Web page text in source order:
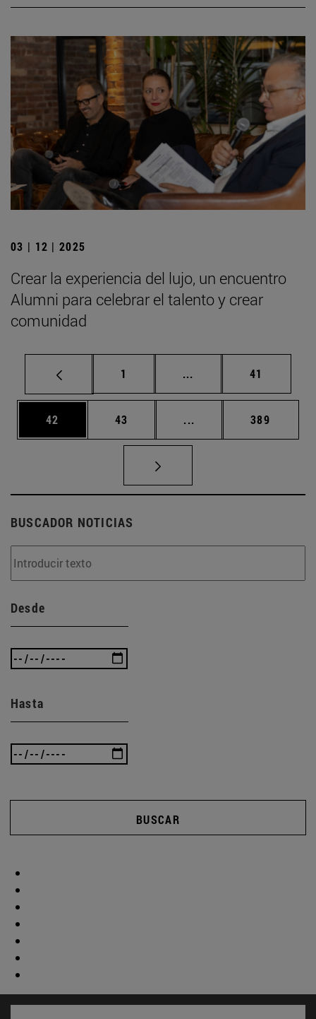
03 | 12 | 2025
Crear la experiencia del lujo, un encuentro
Alumni para celebrar el talento y crear
comunidad
Página
1 ... Páginas intermedias
Página
41
Página
42 Página
43 ... Páginas intermedias
Página
389
BUSCADOR NOTICIAS
Desde
Hasta
BUSCAR